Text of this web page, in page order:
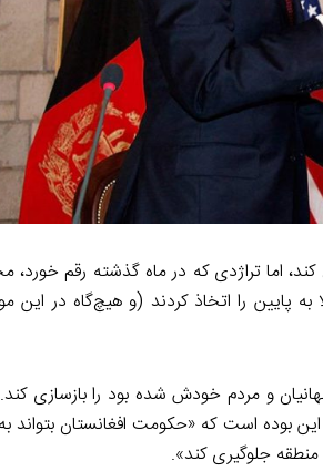
اما تراژدی که در ماه گذشته رقم خورد،
پایین را اتخاذ کردند (و هیچ‌گاه در این
جهانیان و مردم خودش شده بود را بازسازی
این بوده است که «حکومت افغانستان بتواند
منطقه جلوگیری کند».